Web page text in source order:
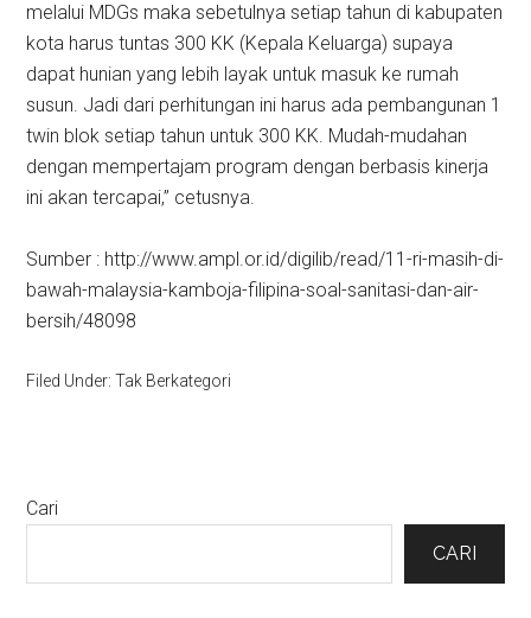
melalui MDGs maka sebetulnya setiap tahun di kabupaten
kota harus tuntas 300 KK (Kepala Keluarga) supaya
dapat hunian yang lebih layak untuk masuk ke rumah
susun. Jadi dari perhitungan ini harus ada pembangunan 1
twin blok setiap tahun untuk 300 KK. Mudah-mudahan
dengan mempertajam program dengan berbasis kinerja
ini akan tercapai,” cetusnya.
Sumber : http://www.ampl.or.id/digilib/read/11-ri-masih-di-
bawah-malaysia-kamboja-filipina-soal-sanitasi-dan-air-
bersih/48098
Filed Under: Tak Berkategori
Primary
Cari
CARI